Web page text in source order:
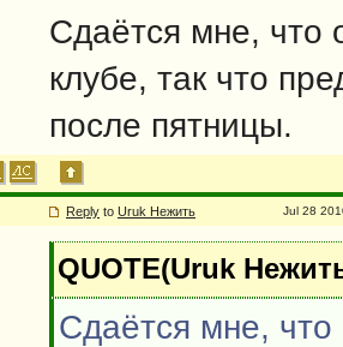
Сдаётся мне, что
клубе, так что
после пятницы.
Reply to Uruk Нежить Jul 28
QUOTE(Uruk
Сдаётся мне,